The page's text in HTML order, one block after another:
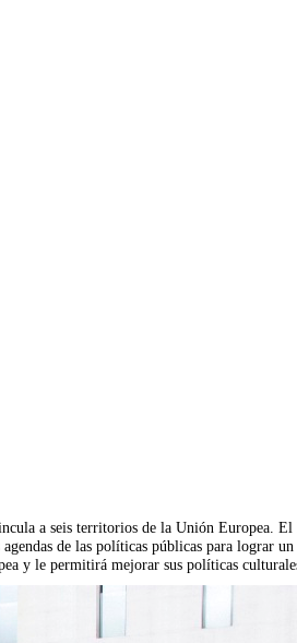
a seis territorios de la Unión Europea.
de las políticas públicas para lograr
y le permitirá mejorar sus políticas